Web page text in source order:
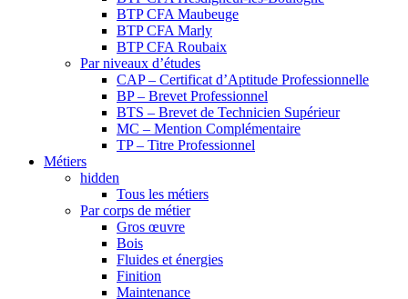
BTP CFA Maubeuge
BTP CFA Marly
BTP CFA Roubaix
Par niveaux d’études
CAP – Certificat d’Aptitude Professionnelle
BP – Brevet Professionnel
BTS – Brevet de Technicien Supérieur
MC – Mention Complémentaire
TP – Titre Professionnel
Métiers
hidden
Tous les métiers
Par corps de métier
Gros œuvre
Bois
Fluides et énergies
Finition
Maintenance